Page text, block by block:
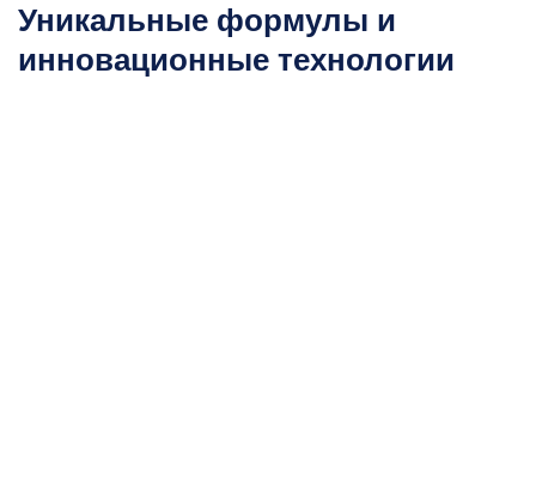
Уникальные формулы и
инновационные технологии